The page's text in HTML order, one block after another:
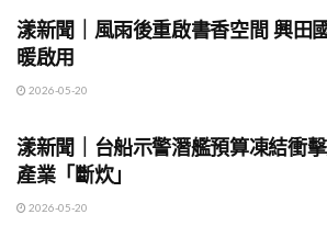
漾新聞｜風雨後重啟書香空間 興田
暖啟用
2026-05-20
漾新聞｜台船示警潛艦預算凍結衝
產業「斷炊」
2026-05-20